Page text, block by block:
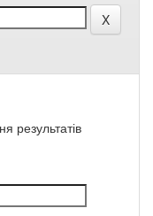
результатів